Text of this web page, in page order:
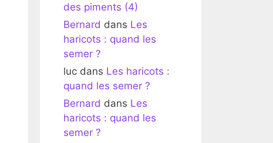
des piments (4)
Bernard dans Les
haricots : quand les
semer ?
luc dans Les haricots :
quand les semer ?
Bernard dans Les
haricots : quand les
semer ?